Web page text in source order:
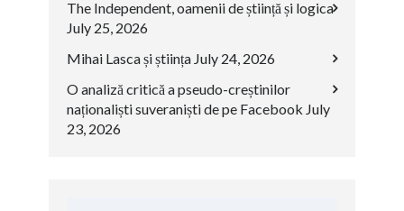
The Independent, oamenii de știință și logica
July 25, 2026
Mihai Lasca și știința July 24, 2026
O analiză critică a pseudo-creștinilor
naționaliști suveraniști de pe Facebook July
23, 2026